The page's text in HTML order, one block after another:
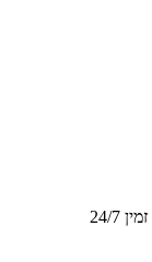
זמין 24/7